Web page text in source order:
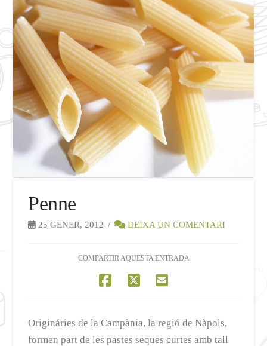
Penne
25 GENER, 2012 DEIXA UN COMENTARI
COMPARTIR AQUESTA ENTRADA
Origináries de la Campània, la regió de Nàpols,
formen part de les pastes seques curtes amb tall